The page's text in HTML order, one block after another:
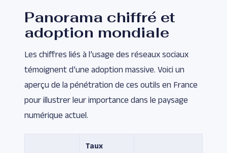
Panorama chiffré et
adoption mondiale
Les chiffres liés à l’usage des réseaux sociaux
témoignent d’une adoption massive. Voici un
aperçu de la pénétration de ces outils en France
pour illustrer leur importance dans le paysage
numérique actuel.
Taux